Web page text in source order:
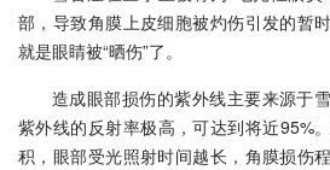
部，导致角膜上皮细胞被灼伤引发的暂
就是眼睛被“晒伤”了。
造成眼部损伤的紫外线主要来源于
紫外线的反射率极高，可达到将近95%
积，眼部受光照射时间越长，角膜损伤